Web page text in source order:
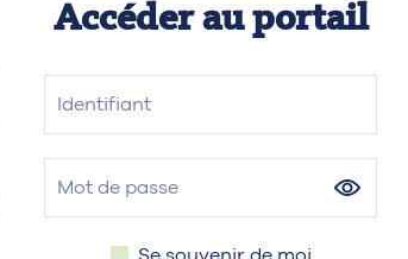
Accéder au portail